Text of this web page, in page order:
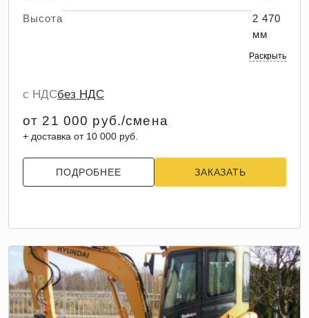
Высота
2 470
мм
Раскрыть
с НДСбез НДС
от 21 000 руб./смена
+ доставка от 10 000 руб.
ПОДРОБНЕЕ ЗАКАЗАТЬ